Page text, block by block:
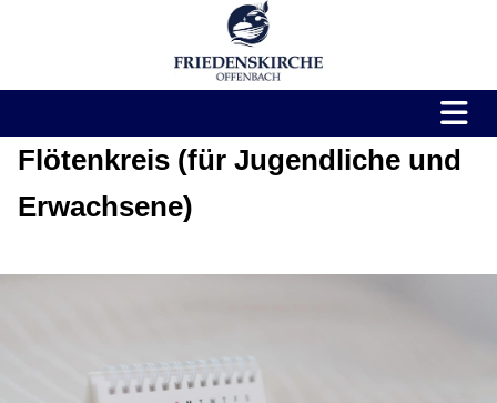
Flötenkreis (für Jugendliche und
Erwachsene)